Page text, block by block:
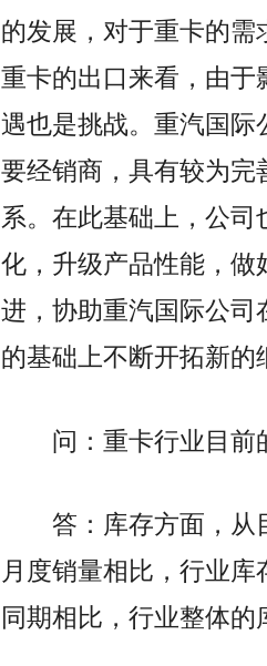
的发展，对于重卡的需
重卡的出口来看，由于
遇也是挑战。重汽国际
要经销商，具有较为完
系。在此基础上，公
化，升级产品性能，做
进，协助重汽国际公司
的基础上不断开拓新的
问：重卡行业目前
答：库存方面，从
月度销量相比，行业
同期相比，行业整体的